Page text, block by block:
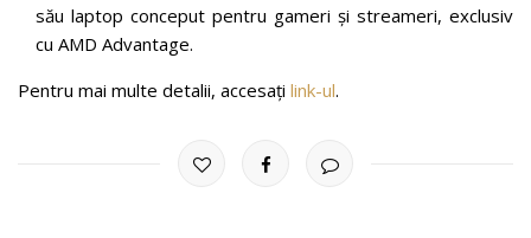
său laptop conceput pentru gameri și streameri, exclusiv
cu AMD Advantage.
Pentru mai multe detalii, accesați link-ul.